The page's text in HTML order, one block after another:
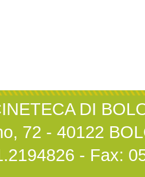
DI
72 - 40122
- Fax: